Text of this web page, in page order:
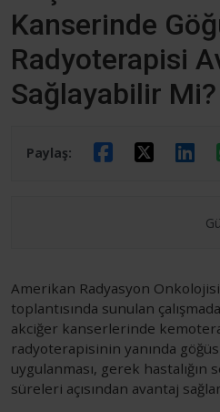
Kanserinde
Radyoterapisi
Sağlayabilir Mi?
Paylaş:
Amerikan Radyasyon
toplantısında sunulan
akciğer kanserlerinde
radyoterapisinin yanında
uygulanması, gerek hastalığın
süreleri açısından avantaj